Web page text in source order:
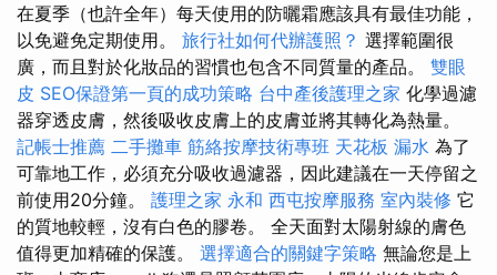
在夏季（也許全年）每天使用的防曬霜應該具有最佳功能，
以免避免定期使用。 旅行社如何代辦護照？ 選擇範圍很
廣，而且對於化妝品的習慣也包含不同質量的產品。 雙眼
皮 SEO保證第一頁的成功策略 台中產後護理之家 化學過濾
器穿透皮膚，然後吸收皮膚上的皮膚並將其轉化為熱量。
記帳士推薦 二手攤車 筋絡按摩技術專班 天花板 漏水 為了
可靠地工作，必須充分吸收過濾器，因此建議在一天停留之
前使用20分鐘。 護理之家 永和 西屯按摩服務 室內裝修 它
的質地較輕，沒有白色的膠卷。 全天面對太陽射線的膚色
值得更加精確的保護。 選擇適合的關鍵字策略 無論您是上